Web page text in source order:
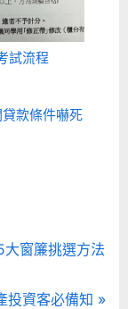
試流程
款條件嚇死
窗簾挑選方法
投資客必備知